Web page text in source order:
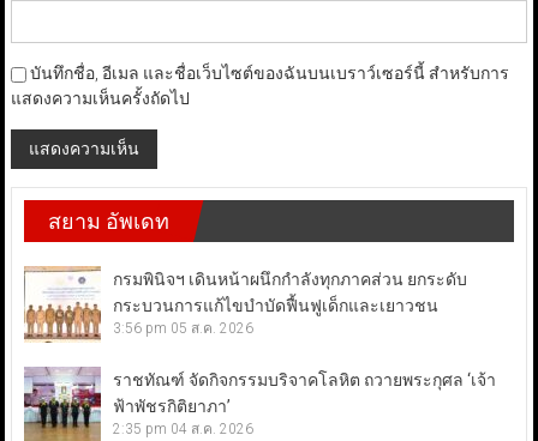
บันทึกชื่อ, อีเมล และชื่อเว็บไซต์ของฉันบนเบราว์เซอร์นี้ สำหรับการ
แสดงความเห็นครั้งถัดไป
สยาม อัพเดท
กรมพินิจฯ เดินหน้าผนึกกำลังทุกภาคส่วน ยกระดับ
กระบวนการแก้ไขบำบัดฟื้นฟูเด็กและเยาวชน
3:56 pm 05 ส.ค. 2026
ราชทัณฑ์ จัดกิจกรรมบริจาคโลหิต ถวายพระกุศล ‘เจ้า
ฟ้าพัชรกิติยาภา’
2:35 pm 04 ส.ค. 2026